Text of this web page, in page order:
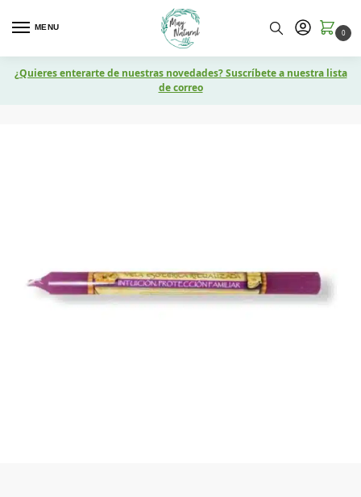
MENU
0
¿Quieres enterarte de nuestras novedades? Suscríbete a nuestra lista
de correo